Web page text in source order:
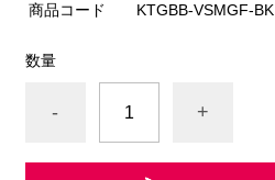
商品コード KTGBB-VSMGF-BK
数量
- +